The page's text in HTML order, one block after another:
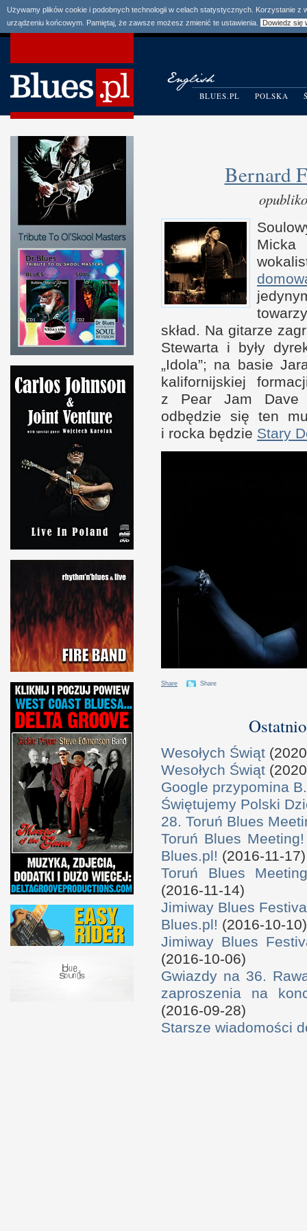
Używamy plików cookie i podobnych technologii w celach statystycznych. Korzystanie
urządzeniu końcowym. Pamiętaj, że zawsze możesz zmienić te ustawienia.
Dowiedz się
BLUES.PL POLSKA
Bernard
Micka
skład. Na gitarze
Stewarta i były
„Idola”; na basie
kalifornijskiej
z Pear Jam Dave
odbędzie się ten
i rocka będzie Stary
Share Share
Wesołych Świąt
Wesołych Świąt
Google przypomina
Świętujemy Polski
28. Toruń Blues
Toruń Blues
Blues.pl! (2016-11-17)
Toruń Blues
(2016-11-14)
Jimiway Blues
Blues.pl! (2016-10-10)
Jimiway Blues
(2016-10-06)
Gwiazdy na 36.
zaproszenia na
(2016-09-28)
Starsze wiadomości